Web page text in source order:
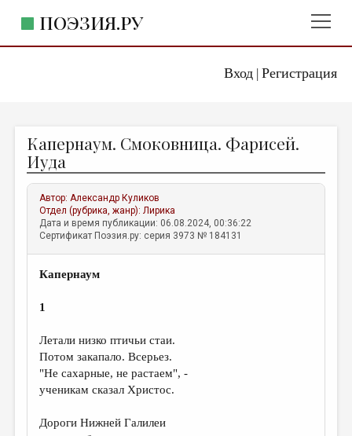
Вход| Регистрация
ПОЭЗИЯ.РУ
ЖАНРЫ
АВТОРЫ
КОММЕНТАРИИ
ЛИТСАЛОН
ИЗБРАННОЕ
ДАЙДЖЕСТ
ПЕРЕВОДЫ
Капернаум. Смоковница. Фарисей.
Иуда
Автор:Александр Куликов
Отдел (рубрика, жанр):Лирика
Дата и время публикации: 06.08.2024, 00:36:22
Сертификат Поэзия.ру: серия 3973 № 184131
Капернаум
1
Летали низко птичьи стаи.
Потом закапало. Всерьез.
"Не сахарные, не растаем", -
ученикам сказал Христос.
Дороги Нижней Галилеи